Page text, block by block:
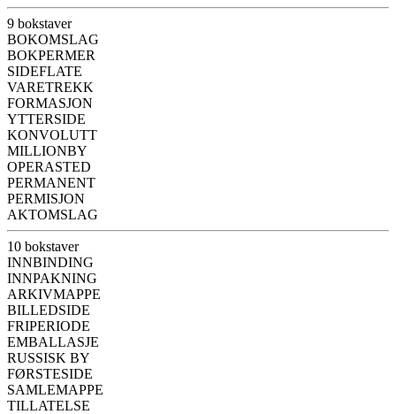
9 bokstaver
BOKOMSLAG
BOKPERMER
SIDEFLATE
VARETREKK
FORMASJON
YTTERSIDE
KONVOLUTT
MILLIONBY
OPERASTED
PERMANENT
PERMISJON
AKTOMSLAG
10 bokstaver
INNBINDING
INNPAKNING
ARKIVMAPPE
BILLEDSIDE
FRIPERIODE
EMBALLASJE
RUSSISK BY
FØRSTESIDE
SAMLEMAPPE
TILLATELSE